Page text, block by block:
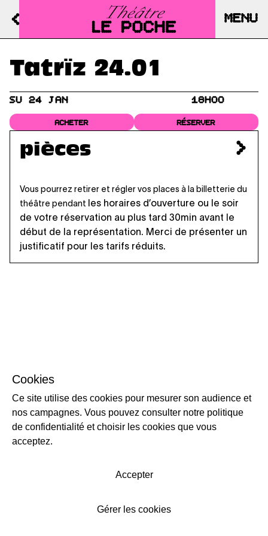
Cookies
Ce site utilise des cookies pour mesurer son audience et
nos campagnes. Vous pouvez consulter notre politique
de confidentialité et choisir les cookies que vous
acceptez.
Accepter
Gérer les cookies
MENU
Tatrïz 24.01
pièces
Vous pourrez retirer et régler vos places à la billetterie du
théâtre pendant les horaires d’ouverture ou le soir
de votre réservation au plus tard 30min avant le
début de la représentation. Merci de présenter un
justificatif pour les tarifs réduits.
SU 24 JAN 18H00
ACHETER RÉSERVER